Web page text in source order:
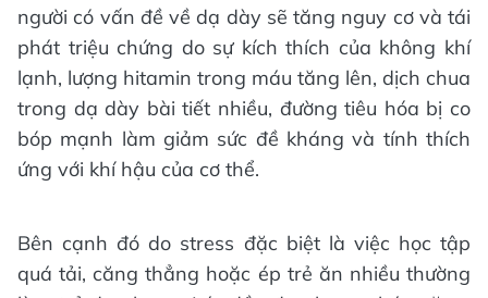
người có vấn đề về dạ dày sẽ tăng nguy cơ và tái
phát triệu chứng do sự kích thích của không khí
lạnh, lượng hitamin trong máu tăng lên, dịch chua
trong dạ dày bài tiết nhiều, đường tiêu hóa bị co
bóp mạnh làm giảm sức đề kháng và tính thích
ứng với khí hậu của cơ thể.
Bên cạnh đó do stress đặc biệt là việc học tập
quá tải, căng thẳng hoặc ép trẻ ăn nhiều thường